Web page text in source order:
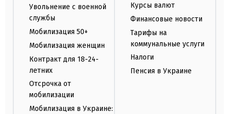
Увольнение с военной
службы
Мобилизация 50+
Мобилизация женщин
Контракт для 18-24-
летних
Отсрочка от
мобилизации
Мобилизация в Украине:
Курсы валют
Финансовые новости
Тарифы на
коммунальные услуги
Налоги
Пенсия в Украине